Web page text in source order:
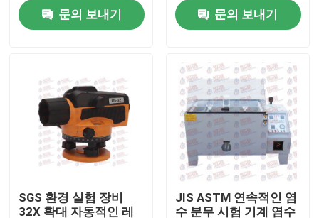
연락처
견적 요청
만능시험기기
토양 검정 기계
분명한 테스팅 기계
문의 보내기 문의 보내기
SGS 환경 실험 장비
32X 확대 자동적인 레
JIS ASTM 연속적인 염
수 분무 시험 기계 염수